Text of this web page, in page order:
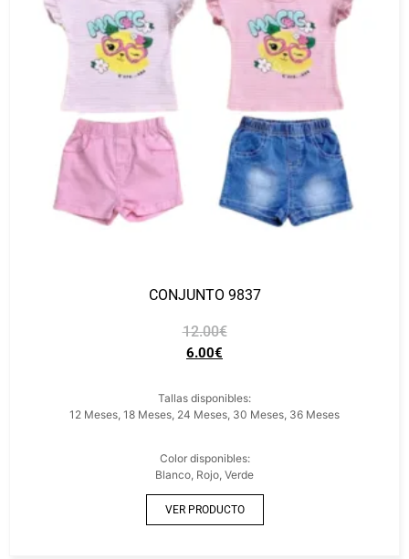
CONJUNTO 9837
12.00€
6.00€
Tallas disponibles:
12 Meses, 18 Meses, 24 Meses, 30 Meses, 36 Meses
Color disponibles:
Blanco, Rojo, Verde
VER PRODUCTO